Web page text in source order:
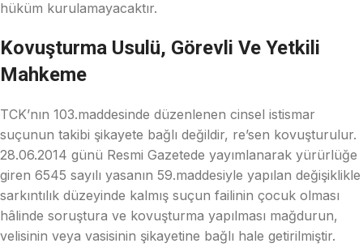
hüküm kurulamayacaktır.
Kovuşturma Usulü, Görevli Ve Yetkili
Mahkeme
TCK’nın 103.maddesinde düzenlenen cinsel istismar
suçunun takibi şikayete bağlı değildir, re’sen kovuşturulur.
28.06.2014 günü Resmi Gazetede yayımlanarak yürürlüğe
giren 6545 sayılı yasanın 59.maddesiyle yapılan değişiklikle
sarkıntılık düzeyinde kalmış suçun failinin çocuk olması
hâlinde soruştura ve kovuşturma yapılması mağdurun,
velisinin veya vasisinin şikayetine bağlı hale getirilmiştir.